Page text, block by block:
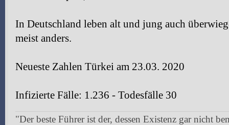
In Deutschland leben alt und jung auch
meist anders.
Neueste Zahlen Türkei am 23.03. 2020
Infizierte Fälle: 1.236 - Todesfälle 30
"Der beste Führer ist der, dessen Existenz gar nicht